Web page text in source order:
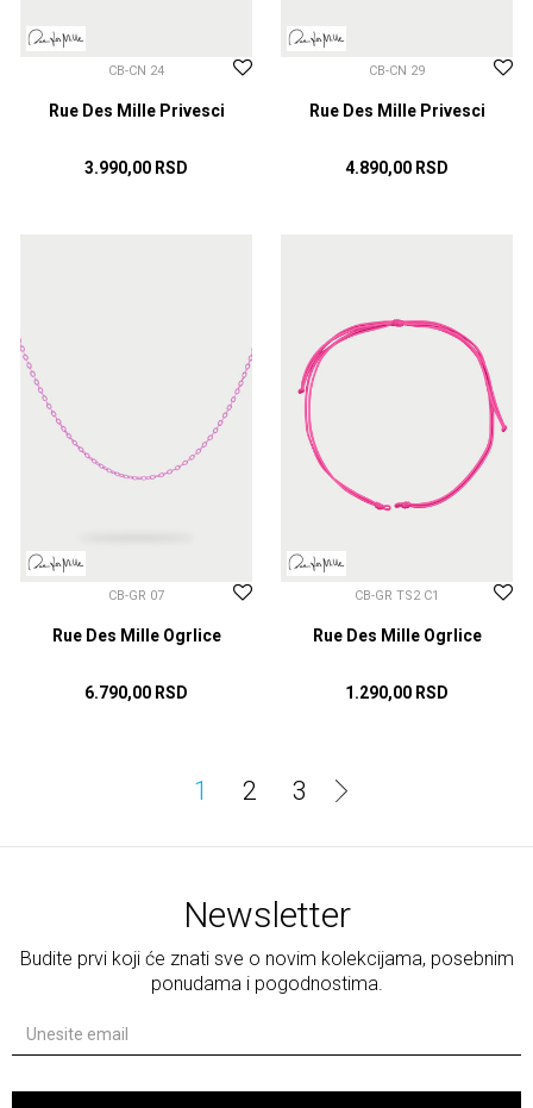
CB-CN 24
Rue Des Mille Privesci
3.990,00 RSD
CB-CN 29
Rue Des Mille Privesci
4.890,00 RSD
CB-GR 07
Rue Des Mille Ogrlice
6.790,00 RSD
CB-GR TS2 C1
Rue Des Mille Ogrlice
1.290,00 RSD
1 2 3
Newsletter
Budite prvi koji će znati sve o novim kolekcijama, posebnim
ponudama i pogodnostima.